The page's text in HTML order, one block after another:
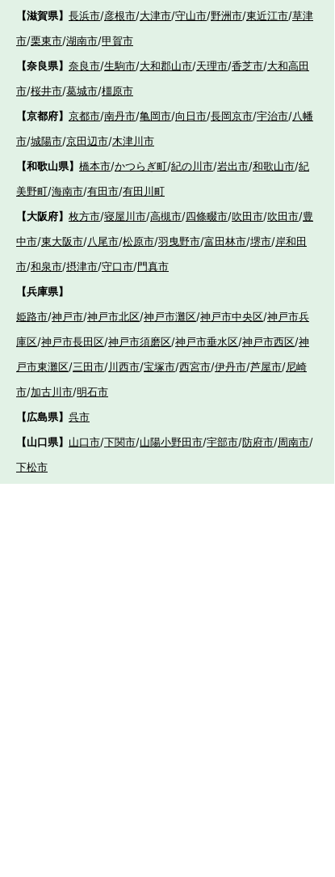
【滋賀県】 長浜市/彦根市/大津市/守山市/野洲市/東近江市/草津
市/栗東市/湖南市/甲賀市
【奈良県】 奈良市/生駒市/大和郡山市/天理市/香芝市/大和高田
市/桜井市/葛城市/橿原市
【京都府】 京都市/南丹市/亀岡市/向日市/長岡京市/宇治市/八幡
市/城陽市/京田辺市/木津川市
【和歌山県】 橋本市/かつらぎ町/紀の川市/岩出市/和歌山市/紀
美野町/海南市/有田市/有田川町
【大阪府】 枚方市/寝屋川市/高槻市/四條畷市/吹田市/吹田市/豊
中市/東大阪市/八尾市/松原市/羽曳野市/富田林市/堺市/岸和田
市/和泉市/摂津市/守口市/門真市
【兵庫県】
姫路市/神戸市/神戸市北区/神戸市灘区/神戸市中央区/神戸市兵
庫区/神戸市長田区/神戸市須磨区/神戸市垂水区/神戸市西区/神
戸市東灘区/三田市/川西市/宝塚市/西宮市/伊丹市/芦屋市/尼崎
市/加古川市/明石市
【広島県】 呉市
【山口県】 山口市/下関市/山陽小野田市/宇部市/防府市/周南市/
下松市